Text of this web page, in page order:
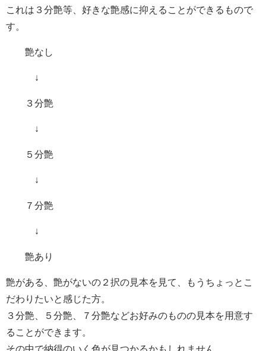
これは３分艶等、好きな艶感に抑えることができるもので
す。
艶なし
↓
３分艶
↓
５分艶
↓
７分艶
↓
艶あり
艶がある、艶がないの２択の見本を見て、もうちょっとこ
だわりたいと感じた方。
３分艶、５分艶、７分艶などお好みのものの見本を用意す
ることができます。
その中で納得のいく色が見つかるかもしれません。